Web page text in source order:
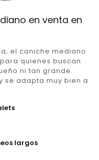
en venta en
el caniche mediano
quienes buscan
ni tan grande.
se adapta muy bien a
largos